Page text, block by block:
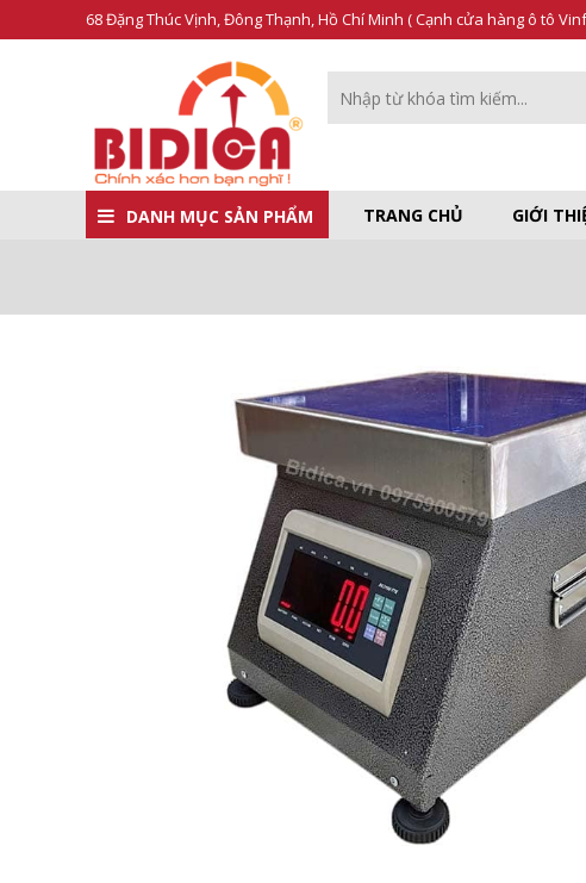
68 Đặng Thúc Vịnh, Đông Thạnh, Hồ Chí Minh ( Cạnh cửa hàng ô tô
DANH MỤC SẢN PHẨM TRANG CHỦ GIỚI